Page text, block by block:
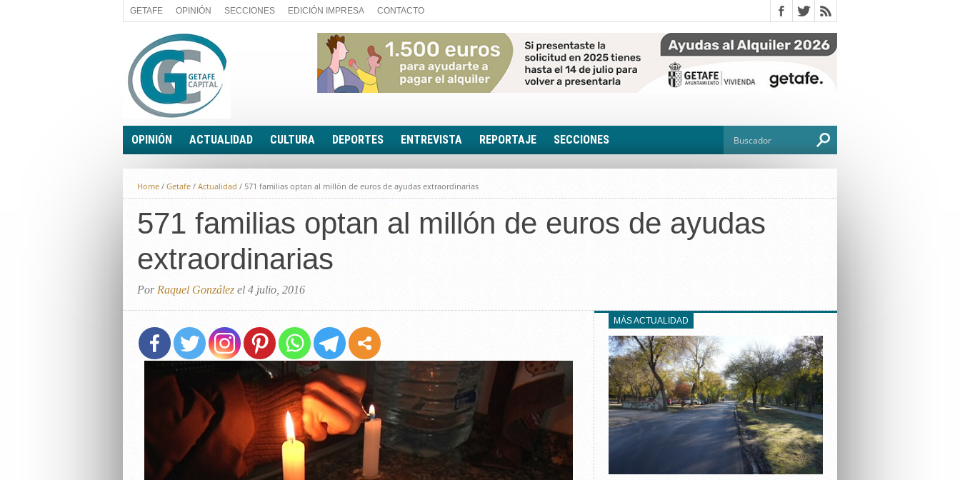
GETAFE OPINIÓN SECCIONES EDICIÓN IMPRESA CONTACTO
OPINIÓN
A FIN DE CUENTAS
PALABRA DE CONCEJAL
LA PIEDRA DE SÍSIFO
EL SACAPUNTAS
TODAS LAS BANDERAS
ROTAS
ACTUALIDAD
POLÍTICA
ECONOMÍA
SOCIEDAD
BREVES
CULTURA DEPORTES ENTREVISTA REPORTAJE SECCIONES
FOTONOTICIA
RINCÓN PSICOLÓGICO
LA VOZ DE LA
EXPERIENCIA
IN MEMORIAM
MEMORIA RECUPERADA
UN MINUTO EN EL
Home / Getafe / Actualidad / 571 familias optan al millón de euros de ayudas extraordinarias
571 familias optan al millón de euros de ayudas
extraordinarias
Por Raquel González el 4 julio, 2016
MÁS ACTUALIDAD